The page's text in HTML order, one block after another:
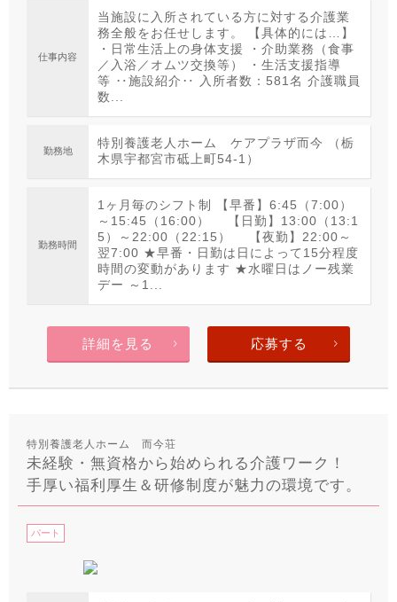
仕事内容
当施設に入所されている方に対する介護業
務全般をお任せします。 【具体的には…】
・日常生活上の身体支援 ・介助業務（食事
／入浴／オムツ交換等） ・生活支援指導
等 ‥施設紹介‥ 入所者数：581名 介護職員
数...
勤務地
特別養護老人ホーム ケアプラザ而今 （栃
木県宇都宮市砥上町54-1）
勤務時間
1ヶ月毎のシフト制 【早番】6:45（7:00）
～15:45（16:00） 【日勤】13:00（13:1
5）～22:00（22:15） 【夜勤】22:00～
翌7:00 ★早番・日勤は日によって15分程度
時間の変動があります ★水曜日はノー残業
デー ～1...
詳細を見る 応募する
特別養護老人ホーム 而今荘
未経験・無資格から始められる介護ワーク！
手厚い福利厚生＆研修制度が魅力の環境です。
パート